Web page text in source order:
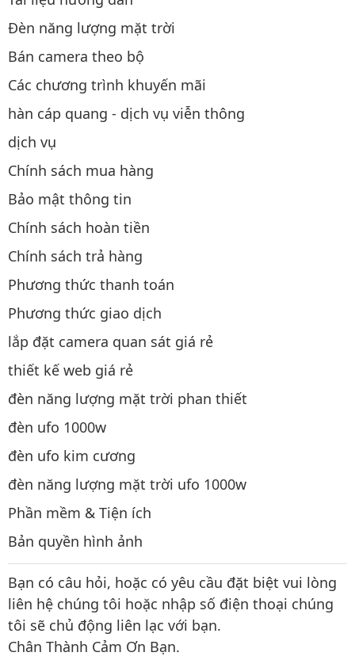
Đèn năng lượng mặt trời
Bán camera theo bộ
Các chương trình khuyến mãi
hàn cáp quang - dịch vụ viễn thông
dịch vụ
Chính sách mua hàng
Bảo mật thông tin
Chính sách hoàn tiền
Chính sách trả hàng
Phương thức thanh toán
Phương thức giao dịch
lắp đặt camera quan sát giá rẻ
thiết kế web giá rẻ
đèn năng lượng mặt trời phan thiết
đèn ufo 1000w
đèn ufo kim cương
đèn năng lượng mặt trời ufo 1000w
Phần mềm & Tiện ích
Bản quyền hình ảnh
Bạn có câu hỏi, hoặc có yêu cầu đặt biệt vui lòng
liên hệ chúng tôi hoặc nhập số điện thoại chúng
tôi sẽ chủ động liên lạc với bạn.
Chân Thành Cảm Ơn Bạn.